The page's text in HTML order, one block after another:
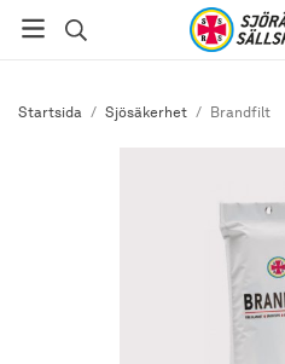
Startsida / Sjösäkerhet / Brandfilt